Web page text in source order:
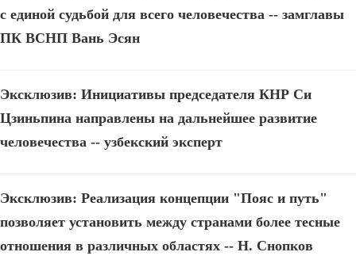
с единой судьбой для всего человечества -- замглавы
ПК ВСНП Вань Эсян
Эксклюзив: Инициативы председателя КНР Си
Цзиньпина направлены на дальнейшее развитие
человечества -- узбекский эксперт
Эксклюзив: Реализация концепции "Пояс и путь"
позволяет установить между странами более тесные
отношения в различных областях -- Н. Снопков